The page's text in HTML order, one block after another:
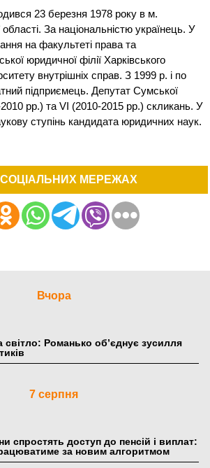
23 березня 1978 року в м.
За національністю українець. У
на факультеті права та
юридичної філії Харківського
внутрішніх справ. З 1999 р. і по
підприємець. Депутат Сумської
2010 рр.) та VI (2010-2015 рр.) скликань. У
ступінь кандидата юридичних наук.
МЕРЕЖАХ
Вчора
світло: Романько об’єднує зусилля
7 серпня
спростять доступ до пенсій і виплат:
за новим алгоритмом